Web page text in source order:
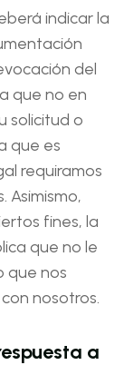
indicar la
del
que no en
solicitud o
que es
requiramos
Asimismo,
fines, la
que no le
que nos
nosotros.
a